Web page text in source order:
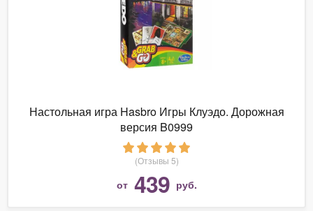
Настольная игра Hasbro Игры Клуэдо. Дорожная
версия B0999
(Отзывы 5)
от 439 руб.